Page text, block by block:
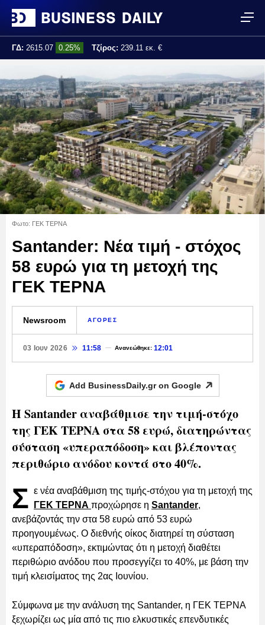
ΓΔ: 2615.07 0.25% Τζίρος: 239.11 εκ. €
Φωτο: ΓΕΚ ΤΕΡΝΑ
Santander: Νέα τιμή - στόχος
58 ευρώ για τη μετοχή της
ΓΕΚ ΤΕΡΝΑ
Newsroom ΑΓΟΡΕΣ
03 Ιουν 2026 11:58 Ανανεώθηκε:12:01
Add BusinessDaily.gr on Google
Η Santander αναβάθμισε την τιμή-στόχο
της ΓΕΚ ΤΕΡΝΑ στα 58 ευρώ, διατηρώντας
σύσταση «υπεραπόδοση» και βλέποντας
περιθώριο ανόδου κοντά στο 40%.
Σ ε νέα αναβάθμιση της τιμής-στόχου για τη μετοχή της
ΓΕΚ ΤΕΡΝΑ προχώρησε η Santander,
ανεβάζοντάς την στα 58 ευρώ από 53 ευρώ
προηγουμένως. Ο διεθνής οίκος διατηρεί τη σύσταση
«υπεραπόδοση», εκτιμώντας ότι η μετοχή διαθέτει
περιθώριο ανόδου που προσεγγίζει το 40%, με βάση την
τιμή κλεισίματος της 2ας Ιουνίου.
Σύμφωνα με την ανάλυση της Santander, η ΓΕΚ ΤΕΡΝΑ
ξεχωρίζει ως μία από τις πιο ελκυστικές επενδυτικές